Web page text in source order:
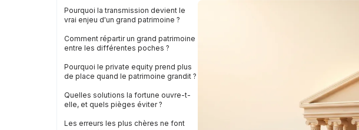
Pourquoi la transmission devient le
vrai enjeu d'un grand patrimoine ?
Comment répartir un grand patrimoine
entre les différentes poches ?
Pourquoi le private equity prend plus
de place quand le patrimoine grandit ?
Quelles solutions la fortune ouvre-t-
elle, et quels pièges éviter ?
Les erreurs les plus chères ne font